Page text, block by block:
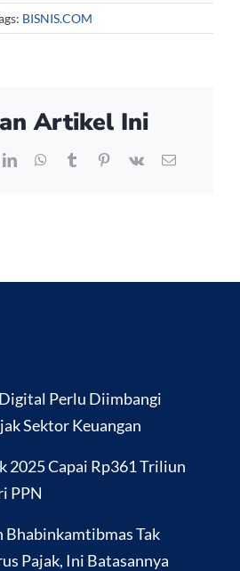
BISNIS.COM
Artikel Ini
LinkedInWhatsApp
TumblrPinterest
Vk Email
Perlu Diimbangi
Sektor Keuangan
2025 Capai Rp361 Triliun
PPN
Bhabinkamtibmas Tak
Pajak, Ini Batasannya